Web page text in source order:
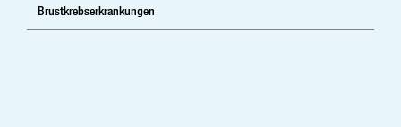
Brustkrebserkrankungen